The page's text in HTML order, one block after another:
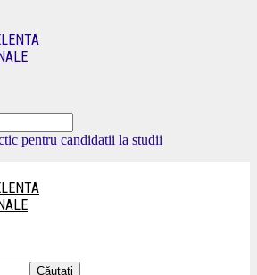
pentru candidatii la studii